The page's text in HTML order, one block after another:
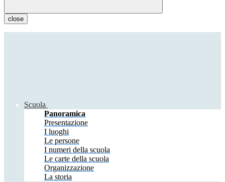
close
Scuola
Panoramica
Presentazione
I luoghi
Le persone
I numeri della scuola
Le carte della scuola
Organizzazione
La storia